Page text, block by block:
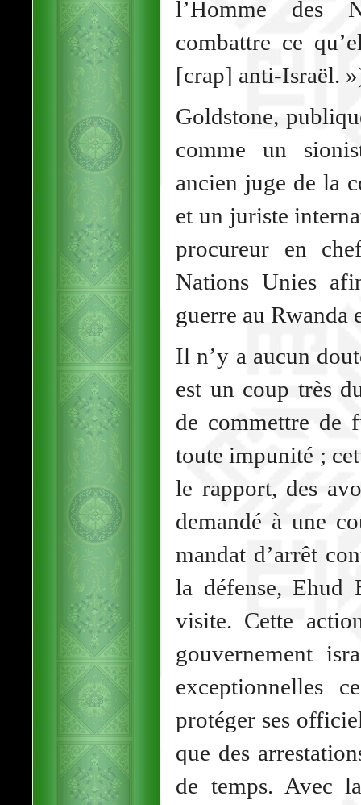
l’Homme des
combattre ce
[crap] anti-Israël.
Goldstone,
comme un
ancien juge de la
et un juriste
procureur en
Nations Unies
guerre au Rwanda
Il n’y a aucun
est un coup très
de commettre de
toute impunité ;
le rapport, des
demandé à une
mandat d’arrêt
la défense, Ehud
visite. Cette
gouvernement
exceptionnelles
protéger ses
que des
de temps. Avec